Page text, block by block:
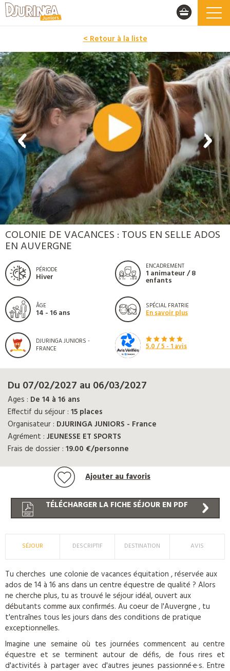
< Retour à la liste
PROMO
COLONIE DE VACANCES : TOUS EN SELLE ADOS
EN AUVERGNE
PÉRIODE
Hiver
ENCADREMENT
1 animateur / 8
enfants
ÂGE
14 - 16 ans
SPÉCIAL FRATRIE
En savoir plus
DJURINGA JUNIORS -
FRANCE
5.0/ 5 -1avis
Du 07/02/2027 au 06/03/2027
Ages : De 14 à 16 ans
Effectif du séjour : 15 places
Organisateur : DJURINGA JUNIORS - France
Agrément : JEUNESSE ET SPORTS
Frais de dossier : 19.00 €/personne
Ajouter au favoris
TÉLÉCHARGER LA FICHE SÉJOUR EN PDF
SÉJOUR DESCRIPTIF DESTINATION AVIS
Tu cherches une colonie de vacances équitation , réservée aux
ados de 14 à 16 ans dans un centre équestre de qualité ? Alors
ne cherche plus, tu as trouvé le séjour idéal, ouvert aux
débutants comme aux confirmés. Au coeur de l'Auvergne , tu
t'entraînes tous les jours dans des conditions de pratique
exceptionnelles.
Imagine une semaine où tes journées commencent au centre
équestre et se terminent autour de défis, de fous rires et
d'activités à partager avec d'autres jeunes passionné·e·s. Entre